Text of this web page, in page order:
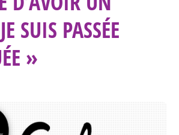
SUIS PASSÉE
»